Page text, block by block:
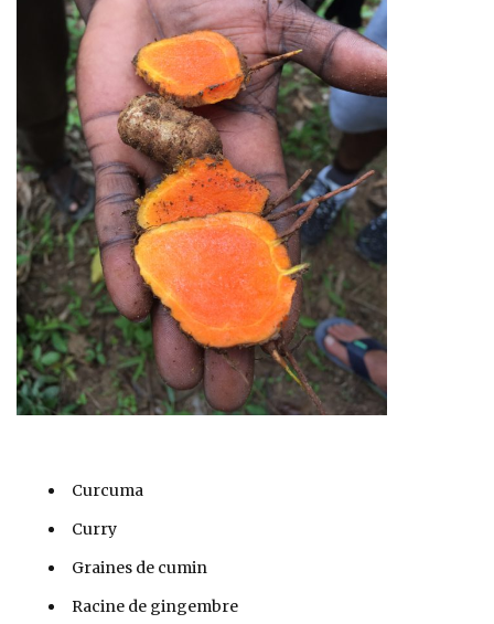
Curcuma
Curry
Graines de cumin
Racine de gingembre